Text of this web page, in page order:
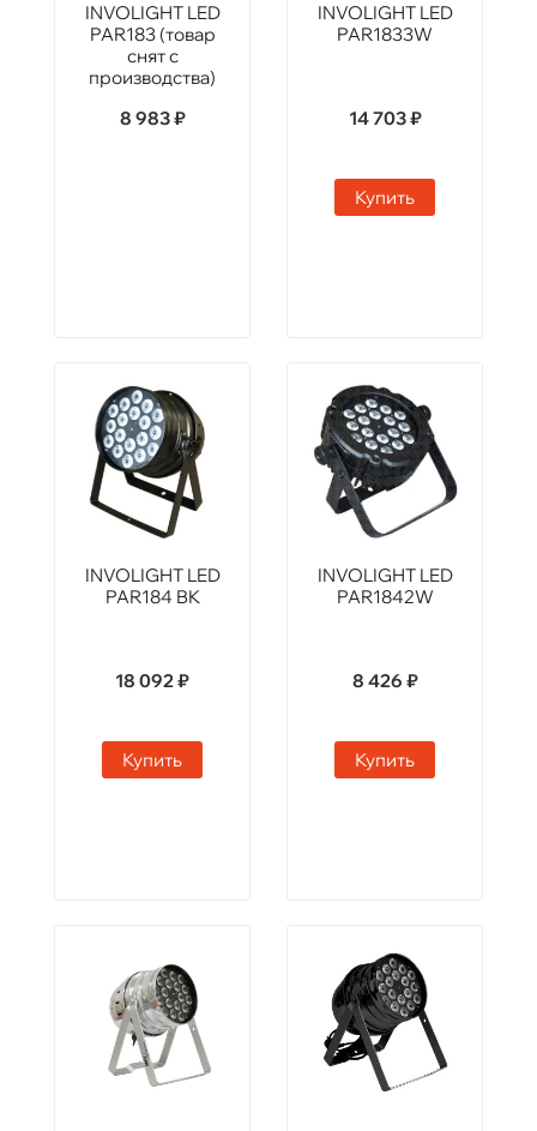
INVOLIGHT LED
PAR183 (товар
снят с
производства)
8 983 ₽
INVOLIGHT LED
PAR1833W
14 703 ₽
Купить
INVOLIGHT LED
PAR184 BK
18 092 ₽
Купить
INVOLIGHT LED
PAR1842W
8 426 ₽
Купить